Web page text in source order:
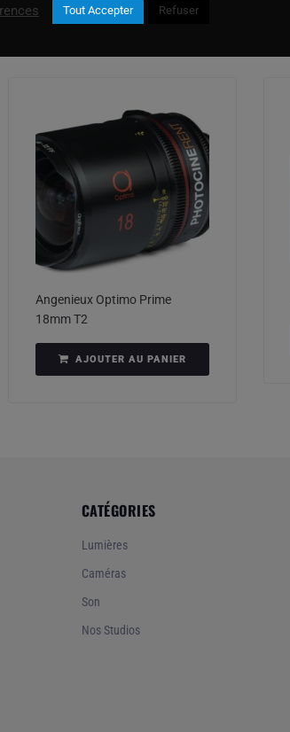
Angenieux Optimo Prime
18mm T2
AJOUTER AU PANIER
CATÉGORIES
Lumières
Caméras
Son
Nos Studios
Tout Accepter Refuser